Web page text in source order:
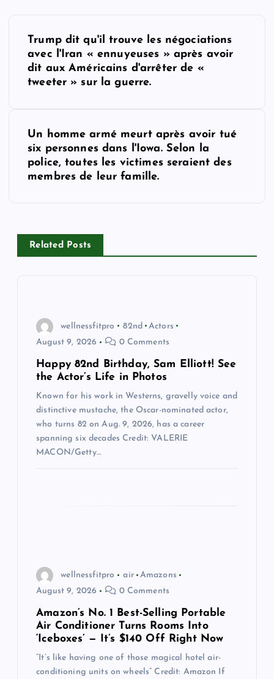
Trump dit qu'il trouve les négociations
avec l'Iran « ennuyeuses » après avoir
dit aux Américains d'arrêter de «
tweeter » sur la guerre.
Un homme armé meurt après avoir tué
six personnes dans l'Iowa. Selon la
police, toutes les victimes seraient des
membres de leur famille.
Related Posts
wellnessfitpro 82nd
Actors
August 9, 2026
0 Comments
Happy 82nd Birthday, Sam Elliott! See
the Actor’s Life in Photos
Known for his work in Westerns, gravelly voice and
distinctive mustache, the Oscar-nominated actor,
who turns 82 on Aug. 9, 2026, has a career
spanning six decades Credit: VALERIE
MACON/Getty…
wellnessfitpro air
Amazons
August 9, 2026
0 Comments
Amazon’s No. 1 Best-Selling Portable
Air Conditioner Turns Rooms Into
‘Iceboxes’ — It’s $140 Off Right Now
“It’s like having one of those magical hotel air-
conditioning units on wheels” Credit: Amazon If